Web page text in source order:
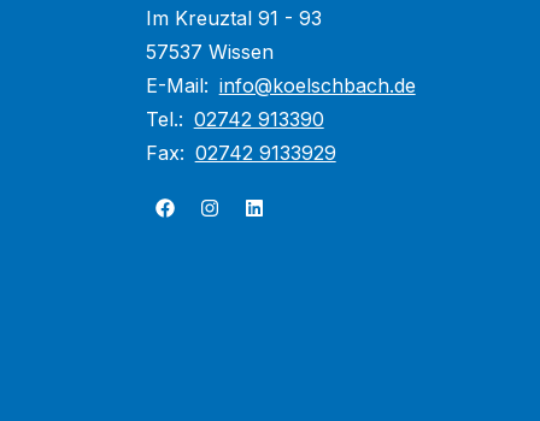
Im Kreuztal 91 - 93
57537 Wissen
E-Mail: info@koelschbach.de
Tel.: 02742 913390
Fax: 02742 9133929